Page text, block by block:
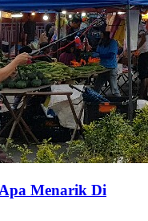
Menarik Di